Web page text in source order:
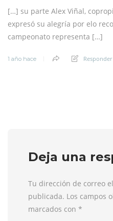
[…] su parte Alex Viñal,
expresó su alegría por elo
campeonato representa […]
1 año hace Responder
Deja una
Tu dirección de correo
publicada. Los campos
marcados con *